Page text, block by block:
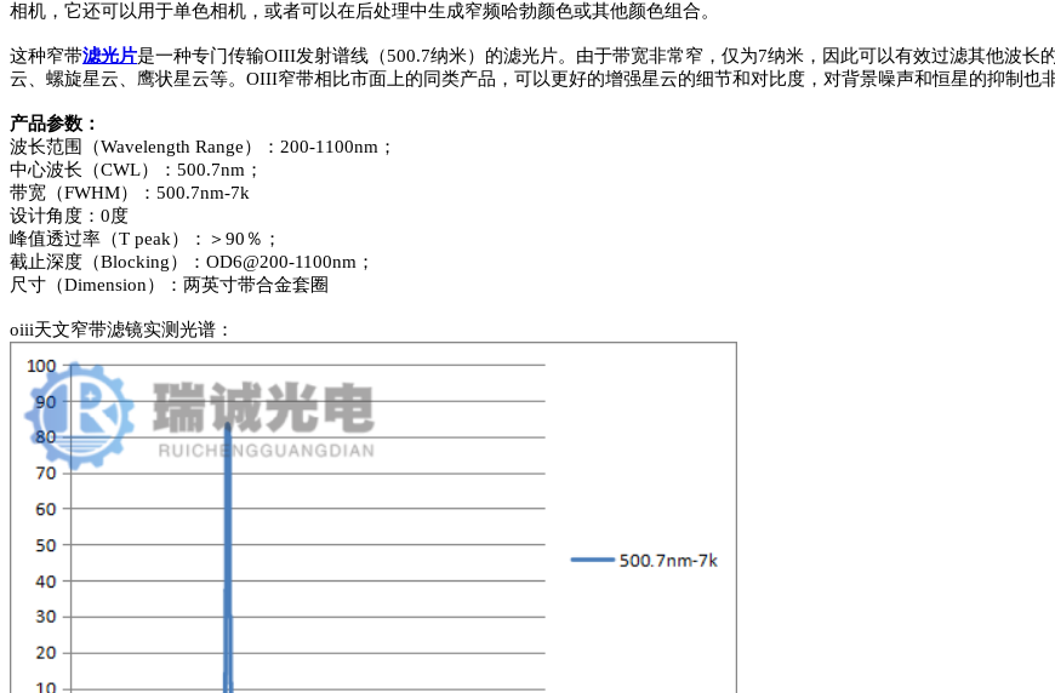
相机，它还可以用于单色相机，或者可以在后处理中生成窄频哈勃颜色或其他颜色组合。
这种窄带滤光片是一种专门传输OIII发射谱线（500.7纳米）的滤光片。由于带宽非常窄，仅为7纳米，因此可以有效过滤其他波
云、螺旋星云、鹰状星云等。OIII窄带相比市面上的同类产品，可以更好的增强星云的细节和对比度，对背景噪声和恒星的抑制也非
产品参数：
波长范围（Wavelength Range）：200-1100nm；
中心波长（CWL）：500.7nm；
带宽（FWHM）：500.7nm-7k
设计角度：0度
峰值透过率（T peak）：＞90％；
截止深度（Blocking）：OD6@200-1100nm；
尺寸（Dimension）：两英寸带合金套圈
oiii天文窄带滤镜实测光谱：